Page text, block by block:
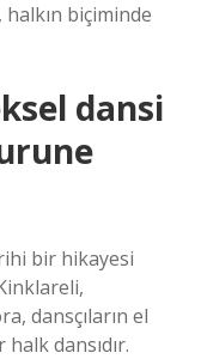
biçiminde
dansi
bir hikayesi
dansçıların el
dansıdır.